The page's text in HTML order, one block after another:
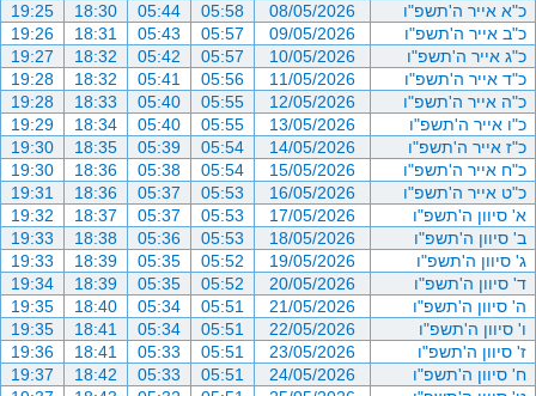
כ"א אייר ה'תשפ"ו
08/05/2026
05:58
05:44
18:30
19:25
כ"ב אייר ה'תשפ"ו
09/05/2026
05:57
05:43
18:31
19:26
כ"ג אייר ה'תשפ"ו
10/05/2026
05:57
05:42
18:32
19:27
כ"ד אייר ה'תשפ"ו
11/05/2026
05:56
05:41
18:32
19:28
כ"ה אייר ה'תשפ"ו
12/05/2026
05:55
05:40
18:33
19:28
כ"ו אייר ה'תשפ"ו
13/05/2026
05:55
05:40
18:34
19:29
כ"ז אייר ה'תשפ"ו
14/05/2026
05:54
05:39
18:35
19:30
כ"ח אייר ה'תשפ"ו
15/05/2026
05:54
05:38
18:36
19:30
כ"ט אייר ה'תשפ"ו
16/05/2026
05:53
05:37
18:36
19:31
א' סיוון ה'תשפ"ו
17/05/2026
05:53
05:37
18:37
19:32
ב' סיוון ה'תשפ"ו
18/05/2026
05:53
05:36
18:38
19:33
ג' סיוון ה'תשפ"ו
19/05/2026
05:52
05:35
18:39
19:33
ד' סיוון ה'תשפ"ו
20/05/2026
05:52
05:35
18:39
19:34
ה' סיוון ה'תשפ"ו
21/05/2026
05:51
05:34
18:40
19:35
ו' סיוון ה'תשפ"ו
22/05/2026
05:51
05:34
18:41
19:35
ז' סיוון ה'תשפ"ו
23/05/2026
05:51
05:33
18:41
19:36
ח' סיוון ה'תשפ"ו
24/05/2026
05:51
05:33
18:42
19:37